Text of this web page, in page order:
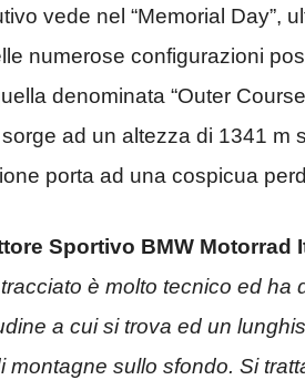
vede nel “Memorial Day”,
numerose configurazioni
denominata “Outer
ad un altezza di 1341 m
porta ad una cospicua
Sportivo BMW Motorrad
è molto tecnico ed ha
a cui si trova ed un
montagne sullo sfondo. Si